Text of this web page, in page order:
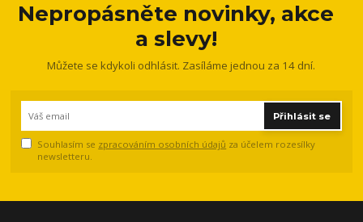
Nepropásněte novinky, akce
a slevy!
Můžete se kdykoli odhlásit. Zasíláme jednou za 14 dní.
Přihlásit se
Souhlasím se zpracováním osobních údajů za účelem rozesílky
newsletteru.